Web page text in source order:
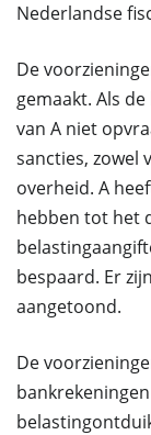
Nederlandse
De
gemaakt. Als
van A niet
sancties, zowel
overheid. A
hebben tot het
bespaard. Er
aangetoond.
De